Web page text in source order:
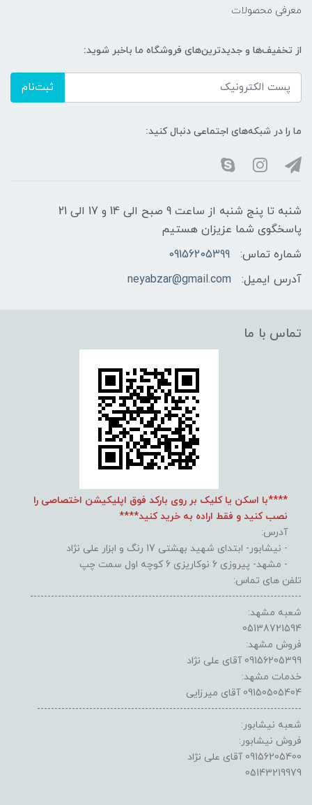
معرفی محصولات
از تخفیف‌ها و جدیدترین‌های فروشگاه ما باخبر شوید:
ثبت‌نام
ما را در شبکه‌های اجتماعی دنبال کنید:
شنبه تا پنج شنبه از ساعت 9 صبح الی 14 و 17 الی 21
پاسخگوی شما عزیزان هستیم
شماره تماس:
09156205399
آدرس ایمیل:
neyabzar@gmail.com
تماس با ما
****با اسکن یا کلیک بر روی بارکد فوق اپلیکیشن اختصاصی را
نصب کنید و فقط اراده به خرید کنید****
آدرس:
- نیشابور- ابتدای شهید بهشتی 17 رنگ و ابزار علی نژاد
- مشهد- پیروزی 6 نوکاریزی 6 کوچه اول سمت چپ
تلفن های تماس:
------------------------------------------------------------------------------
شعبه مشهد:
05138721594
فروش مشهد:
09156205399 آقای علی نژاد
خدمات مشهد:
09150505404 آقای میرزایی
----------------------------------------------------------------------------
شعبه نیشابور:
فروش نیشابور:
09156205400 آقای علی نژاد
05143219979